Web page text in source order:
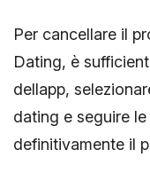
Per cancellare il
Dating, è
dellapp,
dating e seguire
definitivamente il